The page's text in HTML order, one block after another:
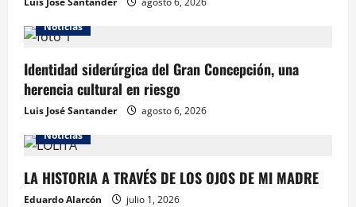
Noticias
Identidad siderúrgica del Gran Concepción, una
herencia cultural en riesgo
Luis José Santander
agosto 6, 2026
Noticias
LA HISTORIA A TRAVÉS DE LOS OJOS DE MI MADRE
Eduardo Alarcón
julio 1, 2026